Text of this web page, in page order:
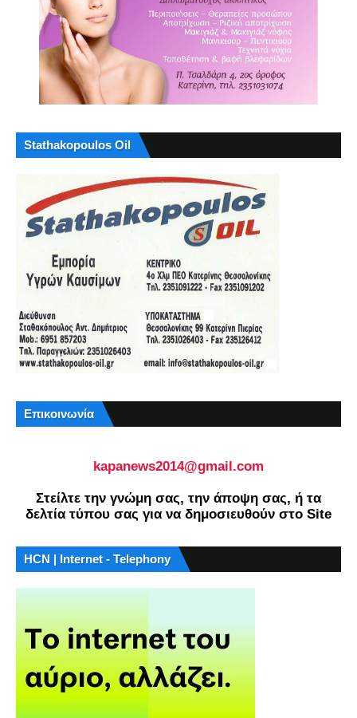
Stathakopoulos Oil
Επικοινωνία
kapanews2014@gmail.com
Στείλτε την γνώμη σας, την άποψη σας, ή τα
δελτία τύπου σας για να δημοσιευθούν στο Site
HCN | Internet - Telephony